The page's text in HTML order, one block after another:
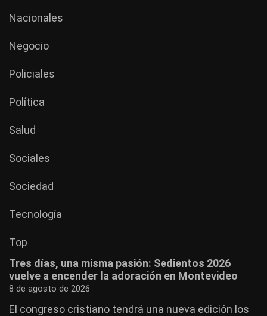
Nacionales
Negocio
Policiales
Política
Salud
Sociales
Sociedad
Tecnología
Top
Tres días, una misma pasión: Sedientos 2026
vuelve a encender la adoración en Montevideo
8 de agosto de 2026
El congreso cristiano tendrá una nueva edición los